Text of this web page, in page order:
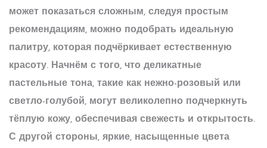
может показаться сложным, следуя простым
рекомендациям, можно подобрать идеальную
палитру, которая подчёркивает естественную
красоту. Начнём с того, что деликатные
пастельные тона, такие как нежно-розовый или
светло-голубой, могут великолепно подчеркнуть
тёплую кожу, обеспечивая свежесть и открытость.
С другой стороны, яркие, насыщенные цвета